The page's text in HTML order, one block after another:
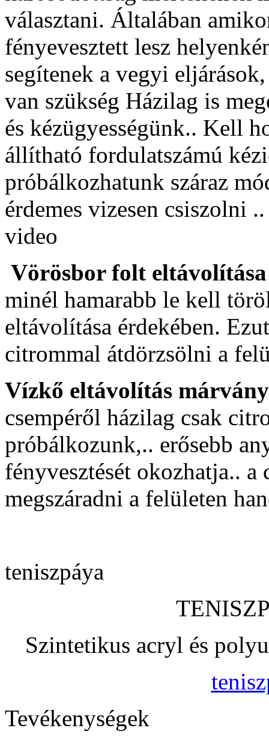
választani. Általában
fényevesztett lesz
segítenek a vegyi
van szükség Házilag is
és kézügyességünk.. Kell
állítható fordulatszámú
próbálkozhatunk száraz
érdemes vizesen csiszolni
video
Vörösbor folt eltávolítása
minél hamarabb le kell
eltávolítása érdekében.
citrommal átdörzsölni a
Vízkő eltávolítás
csempéről házilag csak
próbálkozunk,.. erősebb
fényvesztését okozhatja.. a
megszáradni a felületen
teniszpáya
Szintetikus acryl és
Tevékenységek